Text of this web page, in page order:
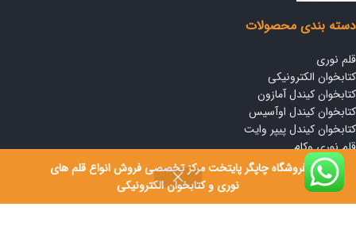
فروشگاه چاپگر پایتخت مرکز تخصصی فروش انواع قلم های
نوری و کتابخوان الکترونیکی
دسته بندی محصولات
قلم نوری
کتابخوان الکترونیکی
کتابخوان کیندل آمازون
کتابخوان کیندل اوآسیس
کتابخوان کیندل پیپر وایت
قلم نوری وکام
لینک های مفید